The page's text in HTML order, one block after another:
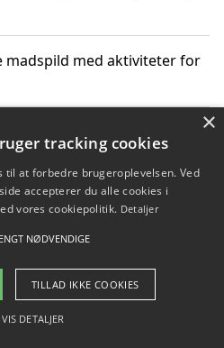
madspild med aktiviteter for
- Pilanto Aps
Blog Betingelser
×
tracking cookies
til at forbedre brugeroplevelsen. Ved
accepterer du alle cookies i
vores cookiepolitik. Detaljer
NØDVENDIGE
TILLAD IKKE COOKIES
VIS DETALJER